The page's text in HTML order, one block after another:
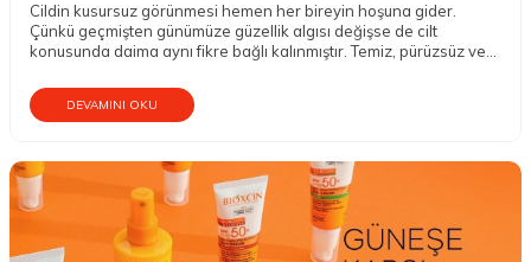
Cildin kusursuz görünmesi hemen her bireyin hoşuna gider.
Çünkü geçmişten günümüze güzellik algısı değişse de cilt
konusunda daima aynı fikre bağlı kalınmıştır. Temiz, pürüzsüz ve
kabul edilmiştir.
DEVAMINI OKU